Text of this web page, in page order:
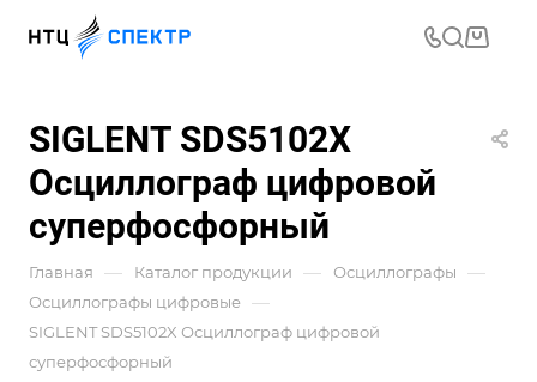
SIGLENT SDS5102X
Осциллограф цифровой
суперфосфорный
Главная — Каталог продукции — Осциллографы —
Осциллографы цифровые —
SIGLENT SDS5102X Осциллограф цифровой
суперфосфорный